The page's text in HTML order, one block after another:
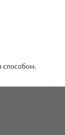
способом.